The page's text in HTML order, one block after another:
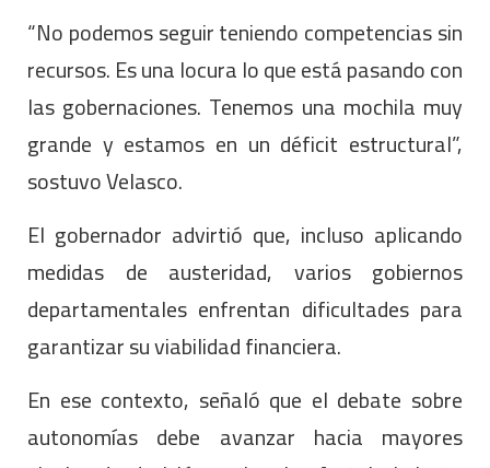
“No podemos seguir teniendo competencias sin
recursos. Es una locura lo que está pasando con
las gobernaciones. Tenemos una mochila muy
grande y estamos en un déficit estructural”,
sostuvo Velasco.
El gobernador advirtió que, incluso aplicando
medidas de austeridad, varios gobiernos
departamentales enfrentan dificultades para
garantizar su viabilidad financiera.
En ese contexto, señaló que el debate sobre
autonomías debe avanzar hacia mayores